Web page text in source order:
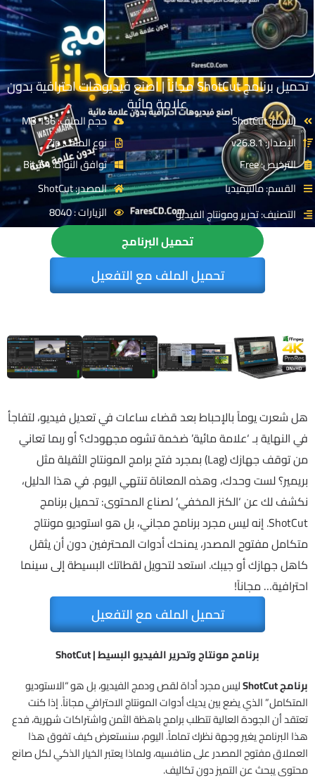
تحميل برنامج ShotCut مجاناً | اصنع فيديوهات احترافية بدون
علامة مائية
الاسم: ShotCut
الإصدار: v26.8.1
الترخيص: Free
القسم: مالتيميديا
التصنيف: تحرير ومونتاج الفيديو
حجم الملف: 136 MB
نوع الملف: Zip
توافق النواة: 64-Bit
المصدر: ShotCut
الزيارات : 8040
تحميل البرنامج
تحميل الملف مع التفعيل
هل شعرت يوماً بالإحباط بعد قضاء ساعات في تعديل فيديو، لتفاجأ
في النهاية بـ ‘علامة مائية’ ضخمة تشوه مجهودك؟ أو ربما تعاني
من توقف جهازك (Lag) بمجرد فتح برامج المونتاج الثقيلة مثل
بريمير؟ لست وحدك، وهذه المعاناة تنتهي اليوم. في هذا الدليل،
نكشف لك عن ‘الكنز المخفي’ لصناع المحتوى: تحميل برنامج
ShotCut. إنه ليس مجرد برنامج مجاني، بل هو استوديو مونتاج
متكامل مفتوح المصدر، يمنحك أدوات المحترفين دون أن يثقل
كاهل جهازك أو جيبك. استعد لتحويل لقطاتك البسيطة إلى سينما
احترافية… مجاناً!
تحميل الملف مع التفعيل
برنامج مونتاج وتحرير الفيديو البسيط | ShotCut
برنامج ShotCut
ليس مجرد أداة لقص ودمج الفيديو، بل هو “الاستوديو
المتكامل” الذي يضع بين يديك أدوات المونتاج الاحترافي مجاناً. إذا كنت
تعتقد أن الجودة العالية تتطلب برامج باهظة الثمن واشتراكات شهرية، فدع
هذا البرنامج يغير وجهة نظرك تماماً. اليوم، سنستعرض كيف تفوق هذا
العملاق مفتوح المصدر على منافسيه، ولماذا يعتبر الخيار الذكي لكل صانع
محتوى يبحث عن التميز دون تكاليف.